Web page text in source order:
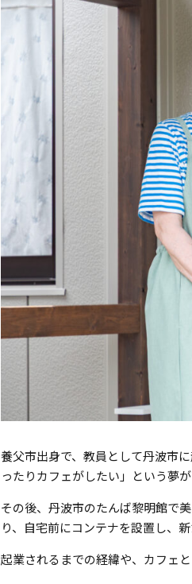
養父市出身で、教員として丹波市
ったりカフェがしたい」という夢
その後、丹波市のたんば黎明館で
り、自宅前にコンテナを設置し、
起業されるまでの経緯や、カフェ